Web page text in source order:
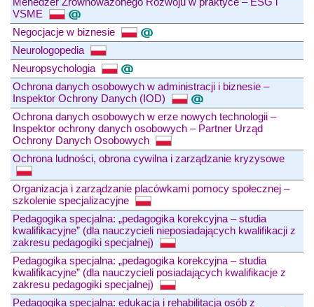
VSME
Negocjacje w biznesie
Neurologopedia
Neuropsychologia
Ochrona danych osobowych w administracji i biznesie –
Inspektor Ochrony Danych (IOD)
Ochrona danych osobowych w erze nowych technologii –
Inspektor ochrony danych osobowych – Partner Urząd
Ochrony Danych Osobowych
Ochrona ludności, obrona cywilna i zarządzanie kryzysowe
Organizacja i zarządzanie placówkami pomocy społecznej –
szkolenie specjalizacyjne
Pedagogika specjalna: „pedagogika korekcyjna – studia
kwalifikacyjne” (dla nauczycieli nieposiadających kwalifikacji z
zakresu pedagogiki specjalnej)
Pedagogika specjalna: „pedagogika korekcyjna – studia
kwalifikacyjne” (dla nauczycieli posiadających kwalifikacje z
zakresu pedagogiki specjalnej)
Pedagogika specjalna: edukacja i rehabilitacja osób z